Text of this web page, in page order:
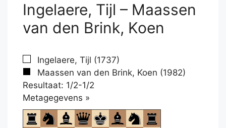
Ingelaere, Tijl – Maassen
van den Brink, Koen
Ingelaere, Tijl (1737)
Maassen van den Brink, Koen (1982)
Resultaat: 1/2-1/2
Metagegevens »
om
te